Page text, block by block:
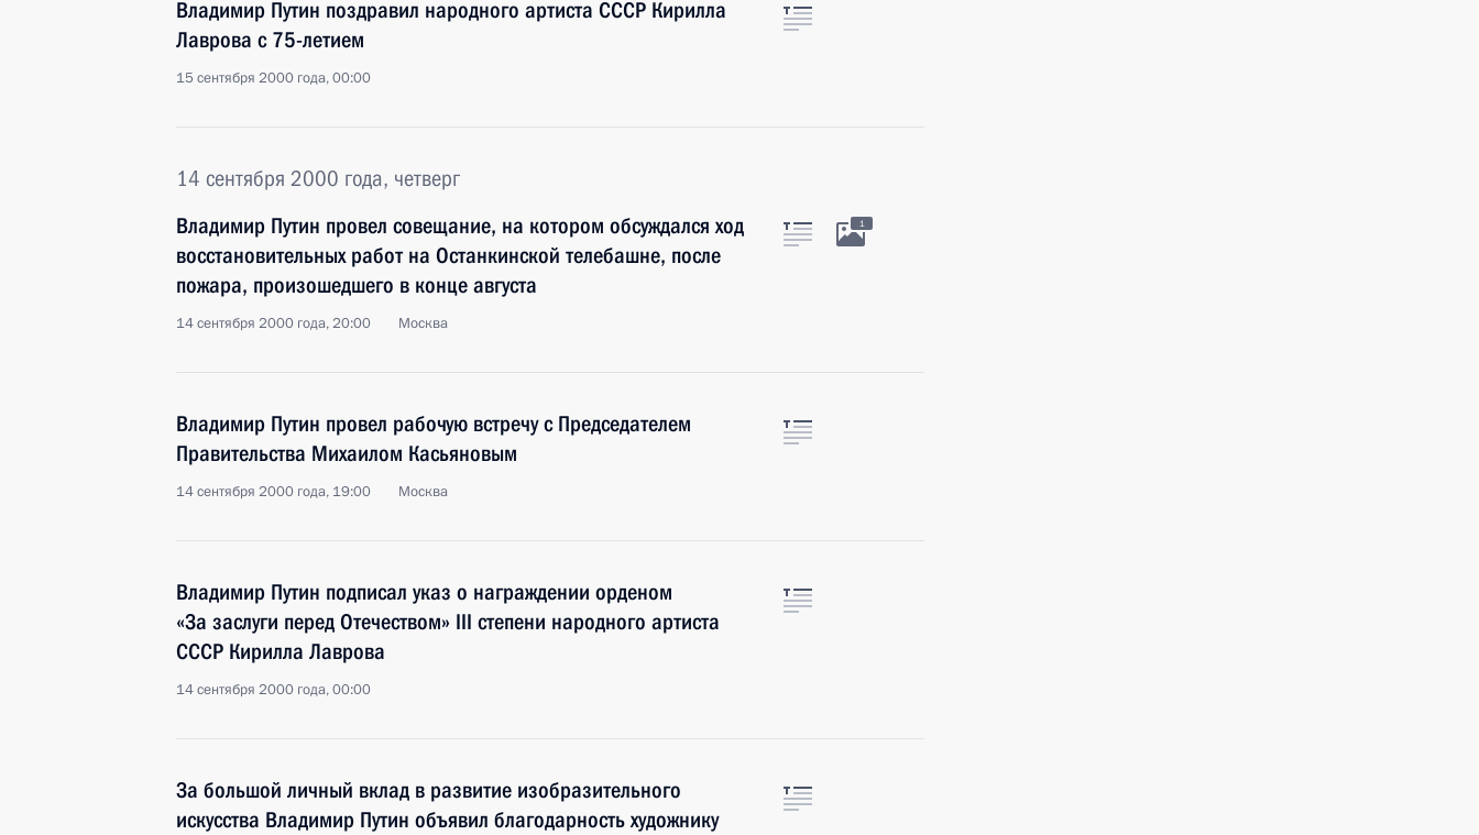
Владимир Путин поздравил народного артиста СССР Кирилла
Лаврова с 75-летием
15 сентября 2000 года, 00:00
14 сентября 2000 года, четверг
Владимир Путин провел совещание, на котором обсуждался ход
восстановительных работ на Останкинской телебашне, после
пожара, произошедшего в конце августа
14 сентября 2000 года, 20:00 Москва
1
Владимир Путин провел рабочую встречу с Председателем
Правительства Михаилом Касьяновым
14 сентября 2000 года, 19:00 Москва
Владимир Путин подписал указ о награждении орденом
«За заслуги перед Отечеством» III степени народного артиста
СССР Кирилла Лаврова
14 сентября 2000 года, 00:00
За большой личный вклад в развитие изобразительного
искусства Владимир Путин объявил благодарность художнику